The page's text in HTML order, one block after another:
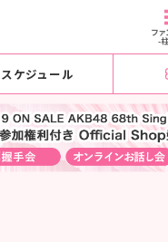
ファ
-
スケジュール